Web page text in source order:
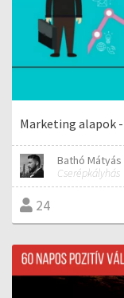
Marketing alapok
Bathó Mátyás
Cserépkályhás
24